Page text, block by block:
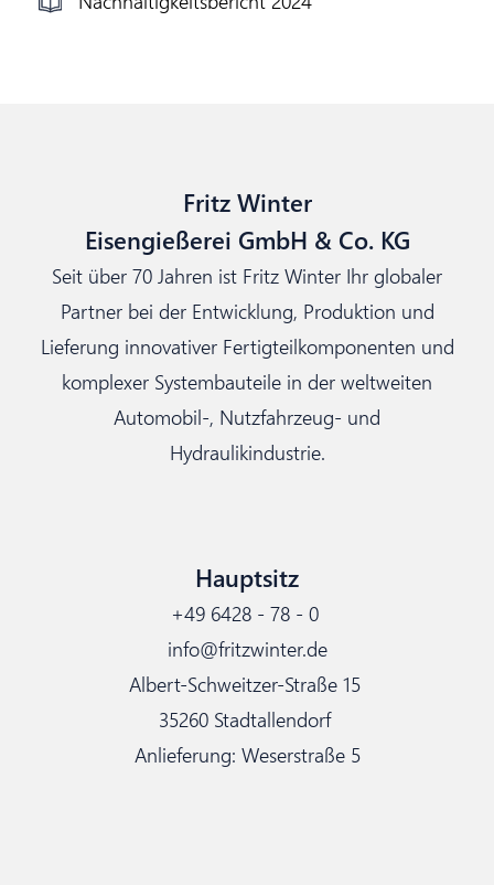
Fritz Winter
Eisengießerei GmbH & Co. KG
Seit über 70 Jahren ist Fritz Winter Ihr globaler
Partner bei der Entwicklung, Produktion und
Lieferung innovativer Fertigteilkomponenten und
komplexer Systembauteile in der weltweiten
Automobil-, Nutzfahrzeug- und
Hydraulikindustrie.
Hauptsitz
+49 6428 - 78 - 0
info@fritzwinter.de
Albert-Schweitzer-Straße 15
35260 Stadtallendorf
Anlieferung: Weserstraße 5